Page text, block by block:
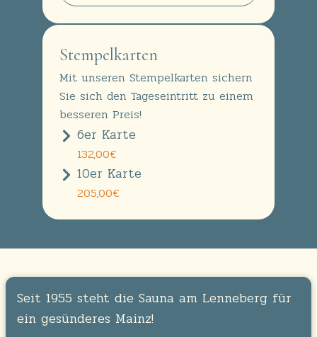
Stempelkarten
Mit unseren Stempelkarten sichern
Sie sich den Tageseintritt zu einem
besseren Preis!
6er Karte
132,00€
10er Karte
205,00€
Seit 1955 steht die Sauna am Lenneberg für
ein gesünderes Mainz!